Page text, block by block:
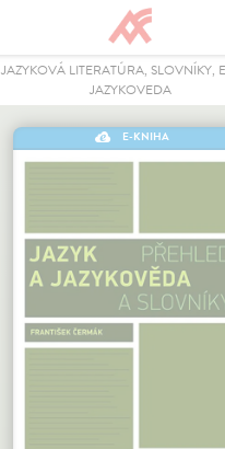
JAZYKOVÁ LITERATÚRA, SLOVNÍKY,
JAZYKOVEDA
E-KNIHA